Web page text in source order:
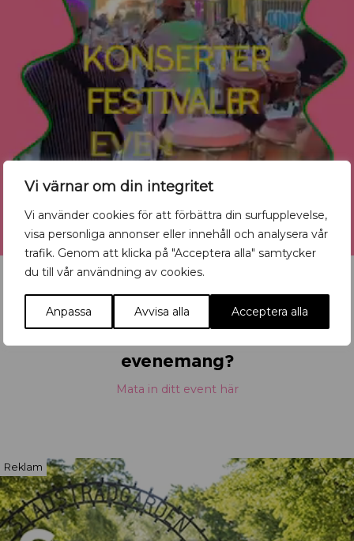
Vi värnar om din integritet
Vi använder cookies för att förbättra din surfupplevelse,
visa personliga annonser eller innehåll och analysera vår
trafik. Genom att klicka på "Acceptera alla" samtycker
du till vår användning av cookies.
Anpassa Avvisa alla Acceptera alla
Vill du synas med ditt
evenemang?
Mata in ditt event här
Reklam